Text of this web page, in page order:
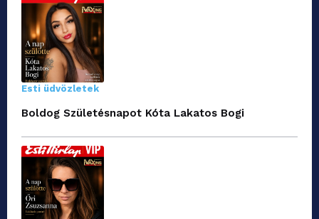
Esti üdvözletek
Boldog Születésnapot Kóta Lakatos Bogi